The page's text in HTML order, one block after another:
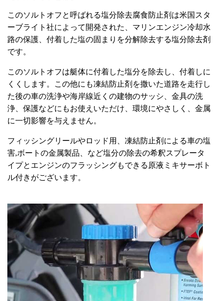
このソルトオフと呼ばれる塩分除去腐食防止剤は米国スタ
ーブライト社によって開発された、マリンエンジン冷却水
路の保護、付着した塩の固まりを分解除去する塩分除去剤
です。
このソルトオフは艇体に付着した塩分を除去し、付着しに
くくします。この他にも凍結防止剤を撒いた道路を走行し
た後の車の洗浄や海岸線近くの建物のサッシ、金具の洗
浄、保護などにもお使えいただけ、環境にやさしく、金属
に一切影響を与えません。
フィッシングリールやロッド用、凍結防止剤による車の塩
害,ボートの金属製品、など塩分の除去の希釈スプレータ
イプとエンジンのフラッシングもできる原液ミキサーボト
ル付きがございます。